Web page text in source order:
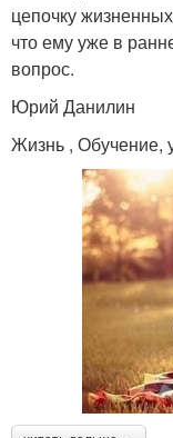
цепочку
что ему уже в
вопрос.
Юрий Данилин
Жизнь , Обучение,